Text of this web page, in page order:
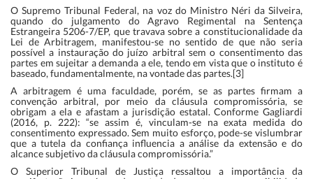
O Supremo Tribunal Federal, na voz do Ministro Néri da Silveira,
quando do julgamento do Agravo Regimental na Sentença
Estrangeira 5206-7/EP, que travava sobre a constitucionalidade da
Lei de Arbitragem, manifestou-se no sentido de que não seria
possível a instauração do juízo arbitral sem o consentimento das
partes em sujeitar a demanda a ele, tendo em vista que o instituto é
baseado, fundamentalmente, na vontade das partes.[3]
A arbitragem é uma faculdade, porém, se as partes firmam a
convenção arbitral, por meio da cláusula compromissória, se
obrigam a ela e afastam a jurisdição estatal. Conforme Gagliardi
(2016, p. 222): “se assim é, vinculam-se na exata medida do
consentimento expressado. Sem muito esforço, pode-se vislumbrar
que a tutela da confiança influencia a análise da extensão e do
alcance subjetivo da cláusula compromissória.”
O Superior Tribunal de Justiça ressaltou a importância da